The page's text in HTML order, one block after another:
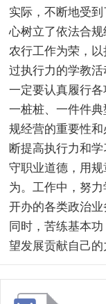
实际，不断地受
心树立了依法合
农行工作为荣，
过执行力的学教
一定要认真履行
一桩桩、一件件
规经营的重要性
断提高执行力和
守职业道德，用
为。工作中，努
开办的各类政治
同时，苦练基本
望发展贡献自己的